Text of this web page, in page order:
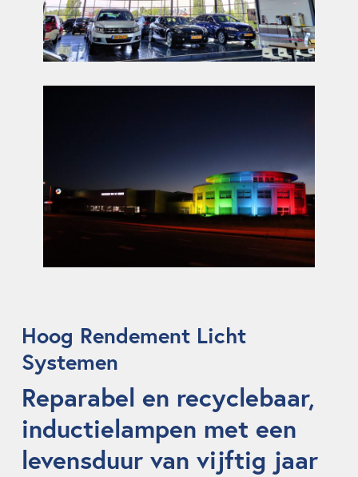
Hoog Rendement Licht
Systemen
Reparabel en recyclebaar,
inductielampen met een
levensduur van vijftig jaar